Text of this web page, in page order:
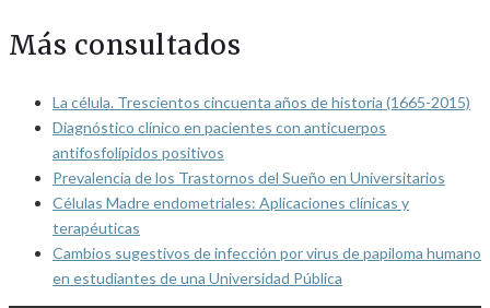
Más consultados
La célula. Trescientos cincuenta años de historia (1665-2015)
Diagnóstico clínico en pacientes con anticuerpos
antifosfolípidos positivos
Prevalencia de los Trastornos del Sueño en Universitarios
Células Madre endometriales: Aplicaciones clínicas y
terapéuticas
Cambios sugestivos de infección por virus de papiloma humano
en estudiantes de una Universidad Pública